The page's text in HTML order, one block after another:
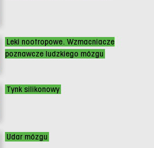
Leki nootropowe. Wzmacniacze
poznawcze ludzkiego mózgu
Tynk silikonowy
Udar mózgu